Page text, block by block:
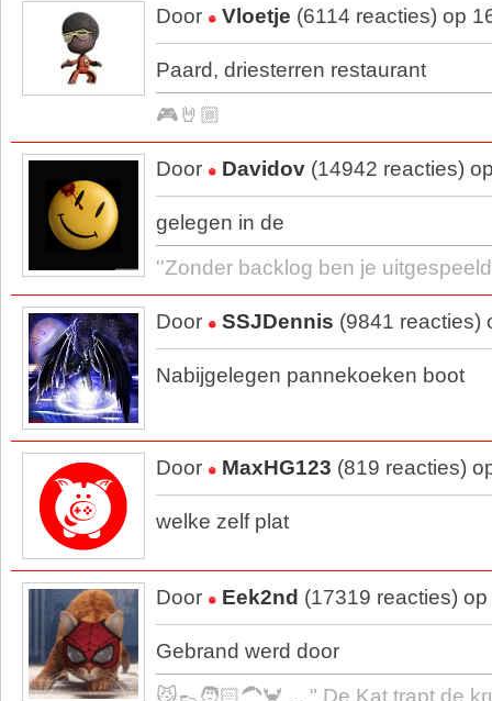
Door Vloetje (6114 reacties) op
Paard, driesterren restaurant
🎮🤘🏼
Door Davidov (14942 reacties)
gelegen in de
''Zonder backlog ben je
Door SSJDennis (9841 reacties)
Nabijgelegen pannekoeken boot
Door MaxHG123 (819 reacties)
welke zelf plat
Door Eek2nd (17319 reacties)
Gebrand werd door
😼👞🧑🏻‍🦱🦀 ... " De Kat trapt de